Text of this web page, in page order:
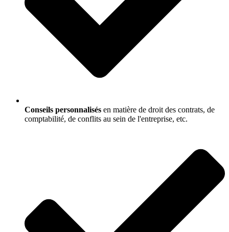
Conseils personnalisés en matière de droit des contrats, de
comptabilité, de conflits au sein de l'entreprise, etc.